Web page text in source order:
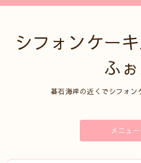
シフォンケー
ふ
碁石海岸の近くでシフォン
メニュー